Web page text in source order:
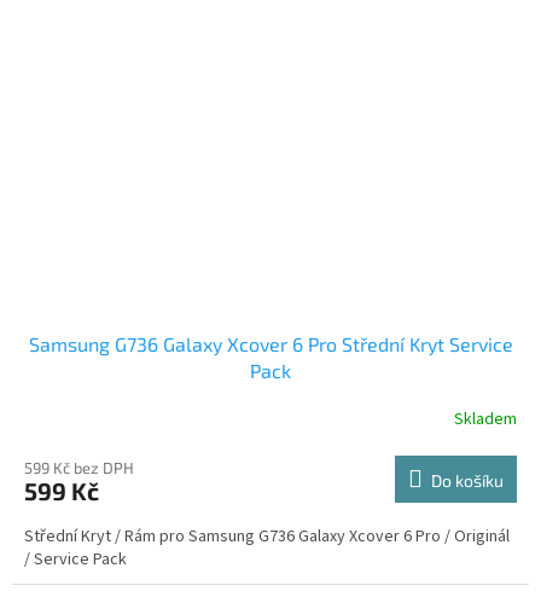
Samsung G736 Galaxy Xcover 6 Pro Střední Kryt Service
Pack
Skladem
599 Kč bez DPH
599 Kč Do košíku
Střední Kryt / Rám pro Samsung G736 Galaxy Xcover 6 Pro / Originál
/ Service Pack